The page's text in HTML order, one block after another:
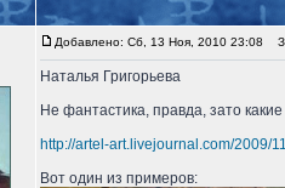
Добавлено: Сб, 13 Ноя, 2010 23:08
Наталья Григорьева
Не фантастика, правда, зато
http://artel-art.livejournal.com/2009/
Вот один из примеров: